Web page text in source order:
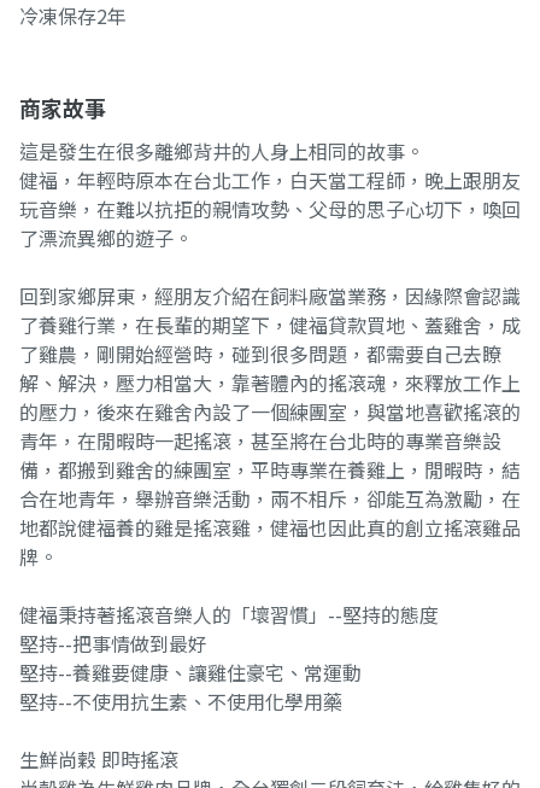
冷凍保存2年
商家故事
這是發生在很多離鄉背井的人身上相同的故事。
健福，年輕時原本在台北工作，白天當工程師，晚上跟朋友
玩音樂，在難以抗拒的親情攻勢、父母的思子心切下，喚回
了漂流異鄉的遊子。
回到家鄉屏東，經朋友介紹在飼料廠當業務，因緣際會認識
了養雞行業，在長輩的期望下，健福貸款買地、蓋雞舍，成
了雞農，剛開始經營時，碰到很多問題，都需要自己去瞭
解、解決，壓力相當大，靠著體內的搖滾魂，來釋放工作上
的壓力，後來在雞舍內設了一個練團室，與當地喜歡搖滾的
青年，在閒暇時一起搖滾，甚至將在台北時的專業音樂設
備，都搬到雞舍的練團室，平時專業在養雞上，閒暇時，結
合在地青年，舉辦音樂活動，兩不相斥，卻能互為激勵，在
地都說健福養的雞是搖滾雞，健福也因此真的創立搖滾雞品
牌。
健福秉持著搖滾音樂人的「壞習慣」--堅持的態度
堅持--把事情做到最好
堅持--養雞要健康、讓雞住豪宅、常運動
堅持--不使用抗生素、不使用化學用藥
生鮮尚穀 即時搖滾